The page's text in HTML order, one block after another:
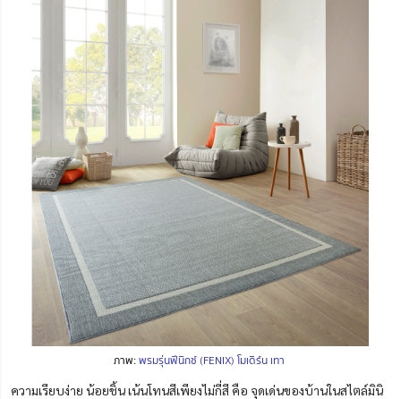
ภาพ:พรมรุ่นฟีนิกซ์ (FENIX) โมเดิร์น เทา
ความเรียบง่าย น้อยชิ้น เน้นโทนสีเพียงไม่กี่สี คือ จุดเด่นของบ้านในสไตล์มินิ